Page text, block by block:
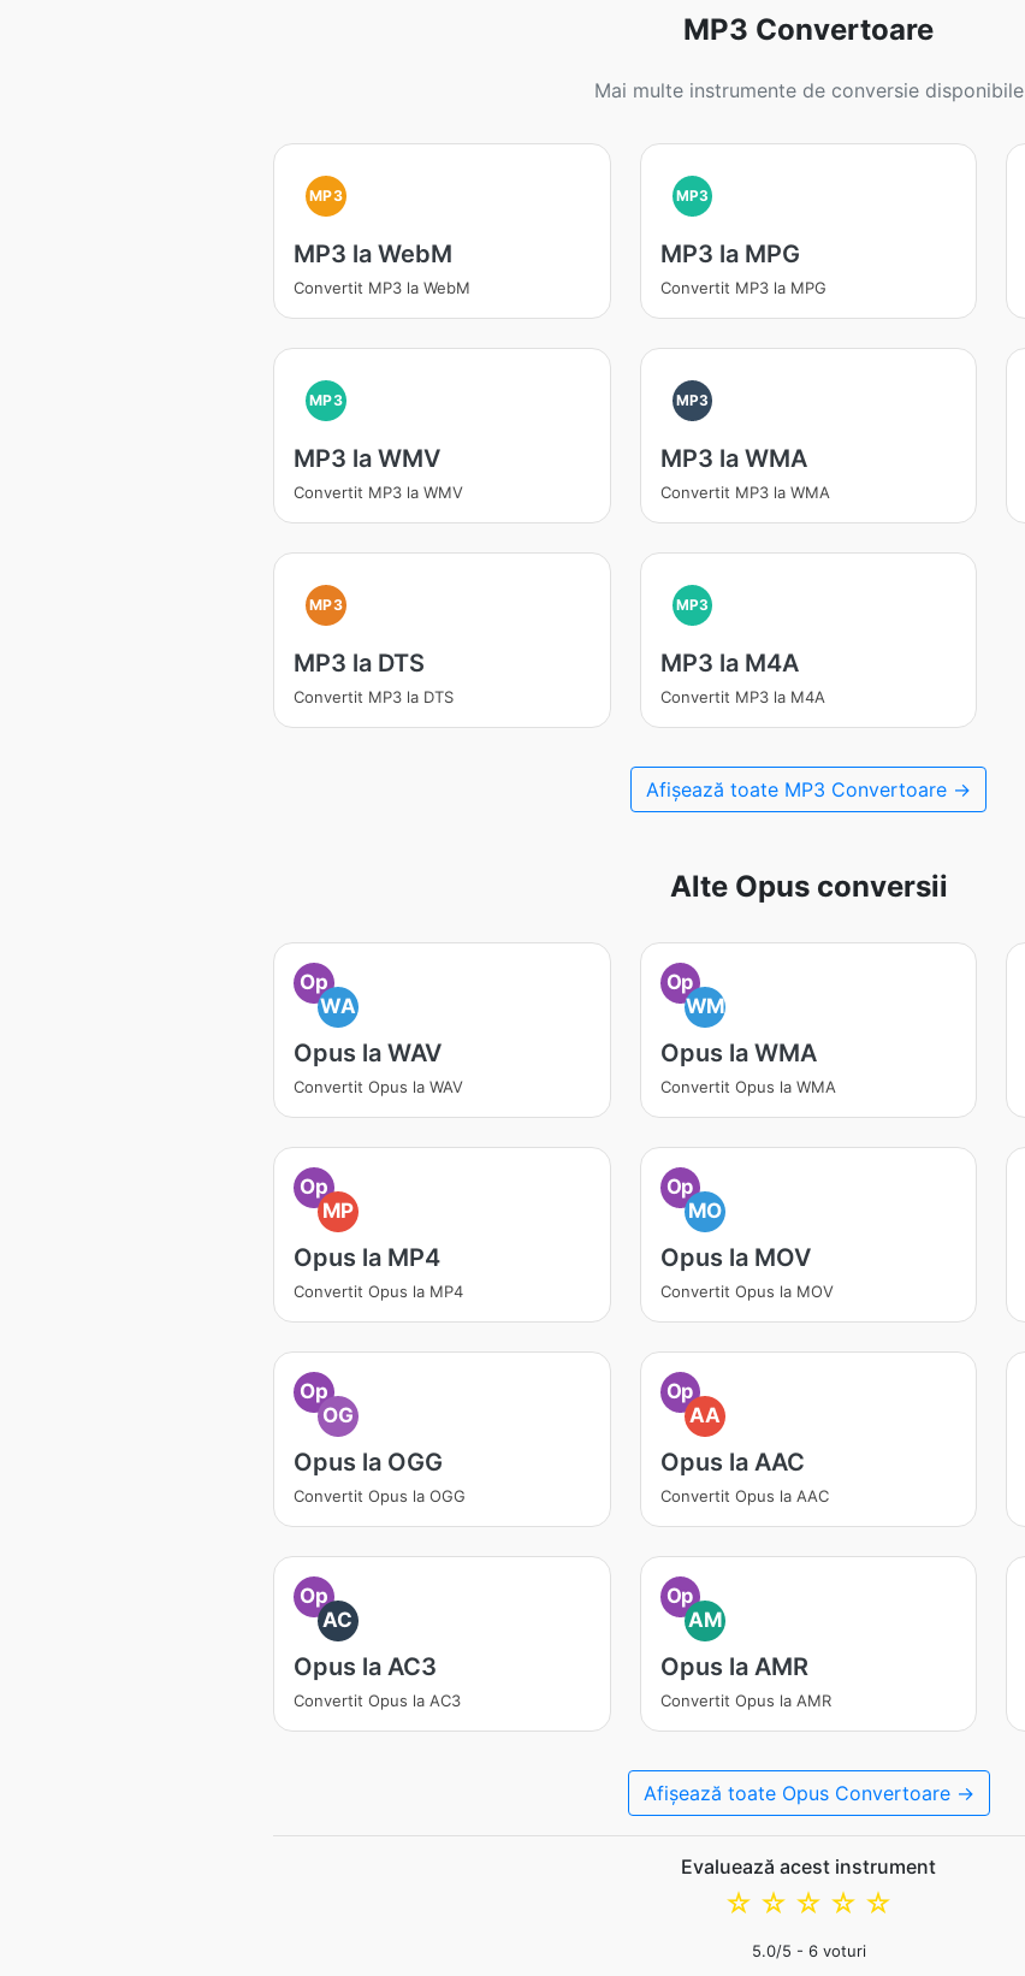
MP3 Convertoare
Mai multe instrumente de conversie disponibile
MP3
MP3 la WebM
Convertit MP3 la WebM
MP3
MP3 la MPG
Convertit MP3 la MPG
MP3
MP3 la WMV
Convertit MP3 la WMV
MP3
MP3 la WMA
Convertit MP3 la WMA
MP3
MP3 la DTS
Convertit MP3 la DTS
MP3
MP3 la M4A
Convertit MP3 la M4A
Afișează toate MP3 Convertoare →
Alte Opus conversii
Op
WA
Opus la WAV
Convertit Opus la WAV
Op
WM
Opus la WMA
Convertit Opus la WMA
Op
MP
Opus la MP4
Convertit Opus la MP4
Op
MO
Opus la MOV
Convertit Opus la MOV
Op
OG
Opus la OGG
Convertit Opus la OGG
Op
AA
Opus la AAC
Convertit Opus la AAC
Op
AC
Opus la AC3
Convertit Opus la AC3
Op
AM
Opus la AMR
Convertit Opus la AMR
Afișează toate Opus Convertoare →
Evaluează acest instrument
☆
☆
☆
☆
☆
5.0/5 - 6voturi